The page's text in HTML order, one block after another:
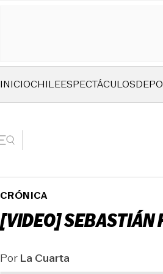
INICIOCHILEESPECTÁCULOS
CRÓNICA
[VIDEO] SEBASTIÁN
PorLa Cuarta